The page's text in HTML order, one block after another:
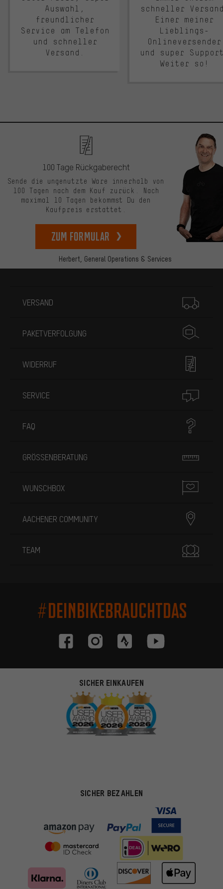
Auswahl,
freundlicher
Service am Telefon
und schneller
Versand.
schneller
Einer meiner
Lieblings-
Onlineversender
und super
Weiter so!
Herbert, General Operations & Services
100 Tage Rückgaberecht
Sende die ungenutzte Ware innerhalb von
100 Tagen nach dem Kauf zurück. Nach
maximal 10 Tagen bekommst Du den
Kaufpreis erstattet.
zum Formular
VERSAND
PAKETVERFOLGUNG
WIDERRUF
SERVICE
FAQ
GRÖSSENBERATUNG
WUNSCHBOX
AACHENER COMMUNITY
TEAM
#DEINBIKEBRAUCHTDAS
SICHER EINKAUFEN
SICHER BEZAHLEN